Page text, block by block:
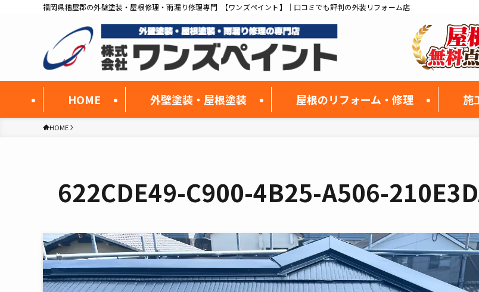
福岡県糟屋郡の外壁塗装・屋根修理・雨漏り修理専門 【ワンズペイント】｜口コミでも評判の外装リフォーム店
HOME 外壁塗装・屋根塗装 屋根のリフォーム・修理 施
HOME
622CDE49-C900-4B25-A506-